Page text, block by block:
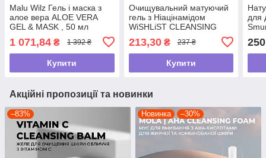
Malu Wilz Гель і маска з
алое вера ALOE VERA
GEL & MASK , 50 мл
1 071,84 ₴ 1 392 ₴
Купити
Очищувальний матуючий
гель з Ніацінамідом
WiSHLiST CLEANSING
NIACINAMIDE, 100 мл
213,30₴ 237 ₴
Купити
для
250
Акційні пропозиції та новинки
–83% Новинка –30%